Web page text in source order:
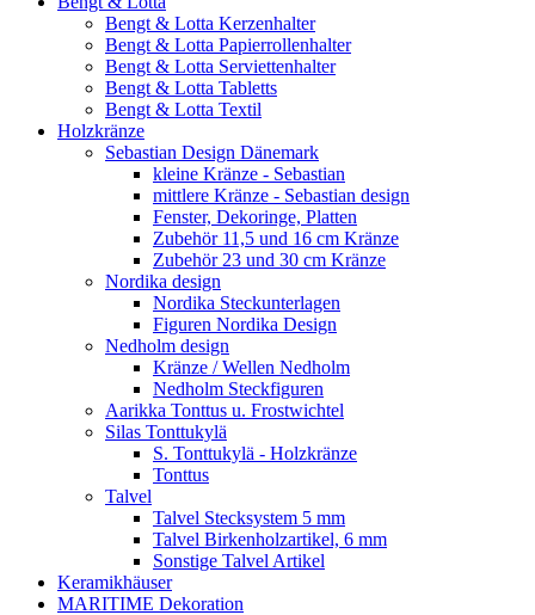
Bengt & Lotta Kerzenhalter
Bengt & Lotta Papierrollenhalter
Bengt & Lotta Serviettenhalter
Bengt & Lotta Tabletts
Bengt & Lotta Textil
Holzkränze
Sebastian Design Dänemark
kleine Kränze - Sebastian
mittlere Kränze - Sebastian design
Fenster, Dekoringe, Platten
Zubehör 11,5 und 16 cm Kränze
Zubehör 23 und 30 cm Kränze
Nordika design
Nordika Steckunterlagen
Figuren Nordika Design
Nedholm design
Kränze / Wellen Nedholm
Nedholm Steckfiguren
Aarikka Tonttus u. Frostwichtel
Silas Tonttukylä
S. Tonttukylä - Holzkränze
Tonttus
Talvel
Talvel Stecksystem 5 mm
Talvel Birkenholzartikel, 6 mm
Sonstige Talvel Artikel
Keramikhäuser
MARITIME Dekoration